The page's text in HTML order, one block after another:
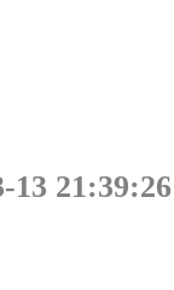
13 21:39:26